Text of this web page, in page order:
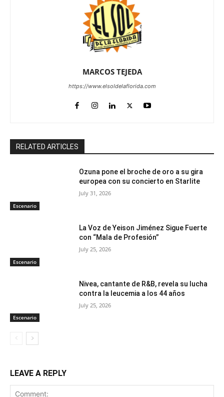
MARCOS TEJEDA
https://www.elsoldelaflorida.com
RELATED ARTICLES
Escenario
Ozuna pone el broche de oro a su gira
europea con su concierto en Starlite
July 31, 2026
Escenario
La Voz de Yeison Jiménez Sigue Fuerte
con “Mala de Profesión”
July 25, 2026
Escenario
Nivea, cantante de R&B, revela su lucha
contra la leucemia a los 44 años
July 25, 2026
LEAVE A REPLY